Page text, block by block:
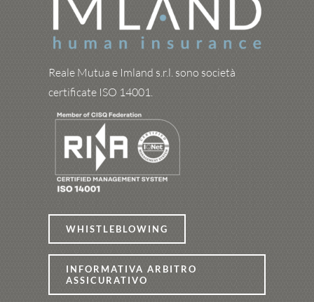
Reale Mutua e Imland s.r.l. sono società
certificate ISO 14001.
WHISTLEBLOWING
INFORMATIVA ARBITRO
ASSICURATIVO